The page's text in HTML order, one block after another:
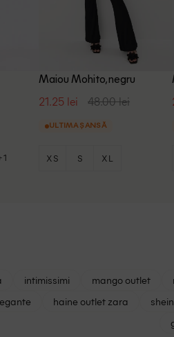
Maiou Mohito, negru
21.25 lei 48.00 lei
ULTIMA ȘANSĂ
XS S XL
intimissimi mango outlet
haine outlet zara